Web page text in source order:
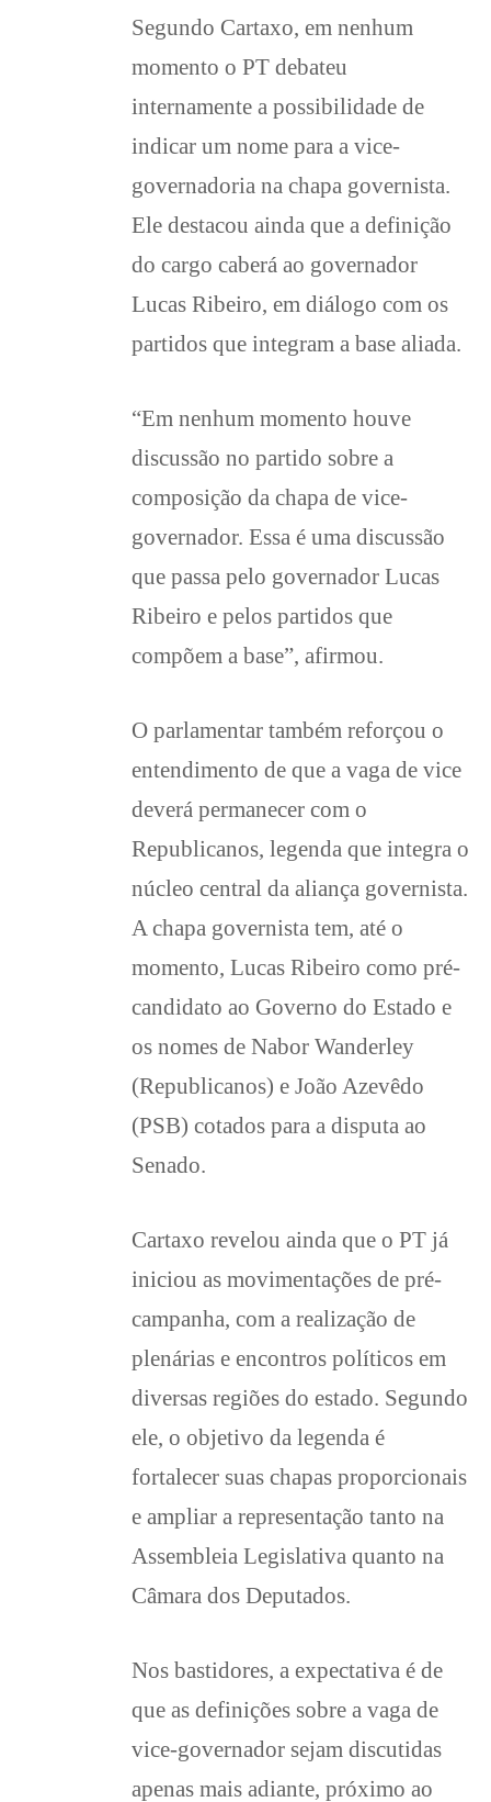
Segundo Cartaxo, em nenhum
momento o PT debateu
internamente a possibilidade de
indicar um nome para a vice-
governadoria na chapa governista.
Ele destacou ainda que a definição
do cargo caberá ao governador
Lucas Ribeiro, em diálogo com os
partidos que integram a base aliada.
“Em nenhum momento houve
discussão no partido sobre a
composição da chapa de vice-
governador. Essa é uma discussão
que passa pelo governador Lucas
Ribeiro e pelos partidos que
compõem a base”, afirmou.
O parlamentar também reforçou o
entendimento de que a vaga de vice
deverá permanecer com o
Republicanos, legenda que integra o
núcleo central da aliança governista.
A chapa governista tem, até o
momento, Lucas Ribeiro como pré-
candidato ao Governo do Estado e
os nomes de Nabor Wanderley
(Republicanos) e João Azevêdo
(PSB) cotados para a disputa ao
Senado.
Cartaxo revelou ainda que o PT já
iniciou as movimentações de pré-
campanha, com a realização de
plenárias e encontros políticos em
diversas regiões do estado. Segundo
ele, o objetivo da legenda é
fortalecer suas chapas proporcionais
e ampliar a representação tanto na
Assembleia Legislativa quanto na
Câmara dos Deputados.
Nos bastidores, a expectativa é de
que as definições sobre a vaga de
vice-governador sejam discutidas
apenas mais adiante, próximo ao